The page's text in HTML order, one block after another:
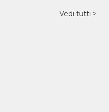
Vedi tutti